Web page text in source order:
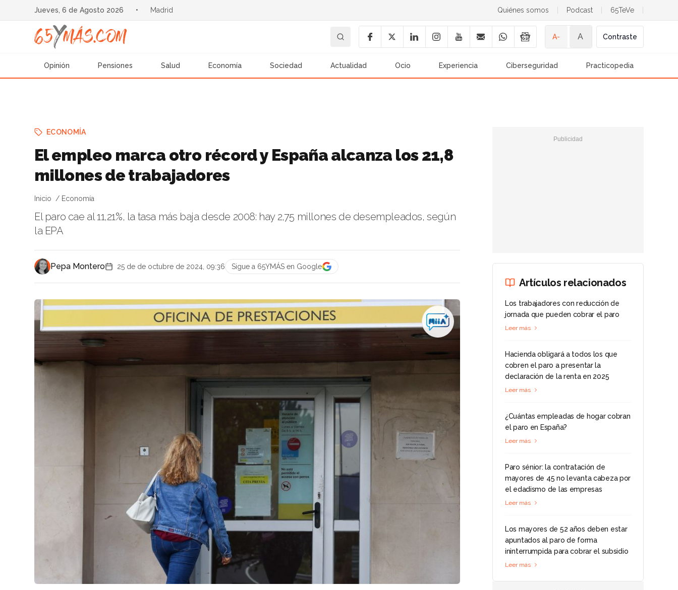
Jueves, 6 de Agosto 2026 • Madrid Quiénes somos Podcast 65TeVe
A- A Contraste
Opinión Pensiones Salud Economía Sociedad Actualidad Ocio Experiencia Ciberseguridad Practicopedia
ECONOMÍA
El empleo marca otro récord y España alcanza los 21,8
millones de trabajadores
Inicio Economía
El paro cae al 11,21%, la tasa más baja desde 2008: hay 2,75 millones de desempleados, según
la EPA
Pepa Montero 25 de de octubre de 2024, 09:36 Sigue a 65YMÁS en Google
Artículos relacionados
Los trabajadores con reducción de
jornada que pueden cobrar el paro
Leer más
Hacienda obligará a todos los que
cobren el paro a presentar la
declaración de la renta en 2025
Leer más
¿Cuántas empleadas de hogar cobran
el paro en España?
Leer más
Paro sénior: la contratación de
mayores de 45 no levanta cabeza por
el edadismo de las empresas
Leer más
Los mayores de 52 años deben estar
apuntados al paro de forma
ininterrumpida para cobrar el subsidio
Leer más